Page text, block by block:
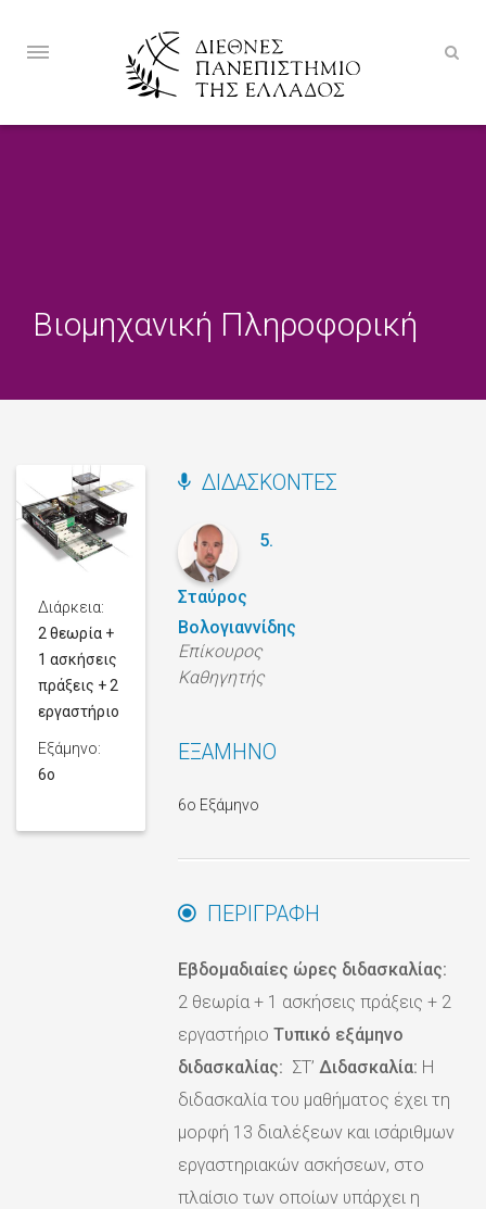
Βιομηχανική Πληροφορική
Διάρκεια:
2 θεωρία +
1 ασκήσεις
πράξεις + 2
εργαστήριο
Εξάμηνο:
6o
ΔΙΔΆΣΚΟΝΤΕΣ
5.
Σταύρος
Βολογιαννίδης
Επίκουρος
Καθηγητής
ΕΞΆΜΗΝΟ
6ο Εξάμηνο
ΠΕΡΙΓΡΑΦΗ
Εβδομαδιαίες ώρες διδασκαλίας:
2 θεωρία + 1 ασκήσεις πράξεις + 2
εργαστήριοTυπικό εξάμηνο
διδασκαλίας: ΣΤ’Διδασκαλία: Η
διδασκαλία του μαθήματος έχει τη
μορφή 13 διαλέξεων και ισάριθμων
εργαστηριακών ασκήσεων, στο
πλαίσιο των οποίων υπάρχει η